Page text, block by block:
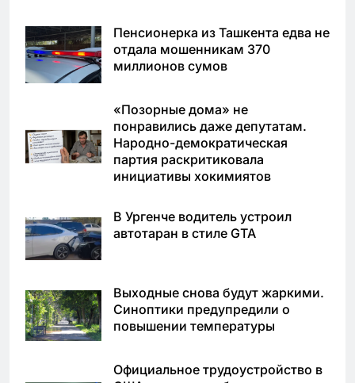
Пенсионерка из Ташкента едва не
отдала мошенникам 370
миллионов сумов
«Позорные дома» не
понравились даже депутатам.
Народно-демократическая
партия раскритиковала
инициативы хокимиятов
В Ургенче водитель устроил
автотаран в стиле GTA
Выходные снова будут жаркими.
Синоптики предупредили о
повышении температуры
Официальное трудоустройство в